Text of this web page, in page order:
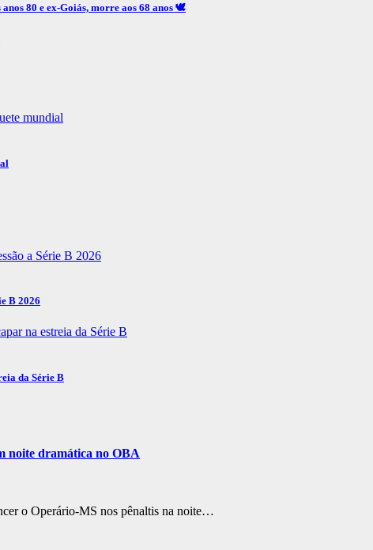
80 e ex-Goiás, morre aos 68 anos 🕊️
B 2026
da Série B
noite dramática no OBA
o Operário-MS nos pênaltis na noite…